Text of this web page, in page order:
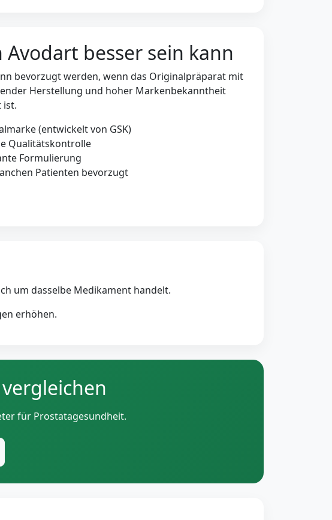
Avodart besser sein kann
bevorzugt werden, wenn das Originalpräparat mit
Herstellung und hoher Markenbekanntheit
ist.
(entwickelt von GSK)
Qualitätskontrolle
Formulierung
Patienten bevorzugt
um dasselbe Medikament handelt.
erhöhen.
für Prostatagesundheit.